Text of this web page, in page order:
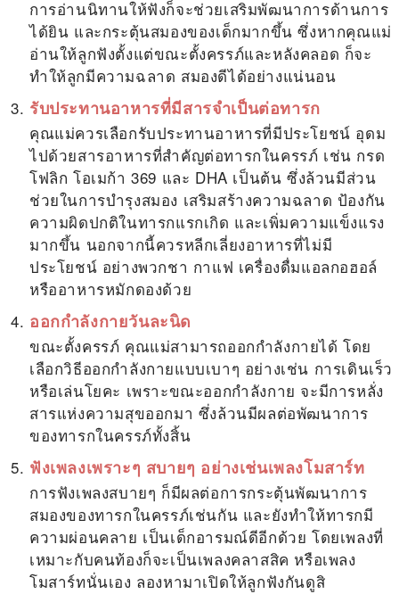
การอ่านนิทานให้ฟังก็จะช่วยเสริมพัฒนาการด้านการ
ได้ยิน และกระตุ้นสมองของเด็กมากขึ้น ซึ่งหากคุณแม่
อ่านให้ลูกฟังตั้งแต่ขณะตั้งครรภ์และหลังคลอด ก็จะ
ทำให้ลูกมีความฉลาด สมองดีได้อย่างแน่นอน
รับประทานอาหารที่มีสารจำเป็นต่อทารก
คุณแม่ควรเลือกรับประทานอาหารที่มีประโยชน์ อุดม
ไปด้วยสารอาหารที่สำคัญต่อทารกในครรภ์ เช่น กรด
โฟลิก โอเมก้า 369 และ DHA เป็นต้น ซึ่งล้วนมีส่วน
ช่วยในการบำรุงสมอง เสริมสร้างความฉลาด ป้องกัน
ความผิดปกติในทารกแรกเกิด และเพิ่มความแข็งแรง
มากขึ้น นอกจากนี้ควรหลีกเลี่ยงอาหารที่ไม่มี
ประโยชน์ อย่างพวกชา กาแฟ เครื่องดื่มแอลกอฮอล์
หรืออาหารหมักดองด้วย
ออกกำลังกายวันละนิด
ขณะตั้งครรภ์ คุณแม่สามารถออกกำลังกายได้ โดย
เลือกวิธีออกกำลังกายแบบเบาๆ อย่างเช่น การเดินเร็ว
หรือเล่นโยคะ เพราะขณะออกกำลังกาย จะมีการหลั่ง
สารแห่งความสุขออกมา ซึ่งล้วนมีผลต่อพัฒนาการ
ของทารกในครรภ์ทั้งสิ้น
ฟังเพลงเพราะๆ สบายๆ อย่างเช่นเพลงโมสาร์ท
การฟังเพลงสบายๆ ก็มีผลต่อการกระตุ้นพัฒนาการ
สมองของทารกในครรภ์เช่นกัน และยังทำให้ทารกมี
ความผ่อนคลาย เป็นเด็กอารมณ์ดีอีกด้วย โดยเพลงที่
เหมาะกับคนท้องก็จะเป็นเพลงคลาสสิค หรือเพลง
โมสาร์ทนั่นเอง ลองหามาเปิดให้ลูกฟังกันดูสิ